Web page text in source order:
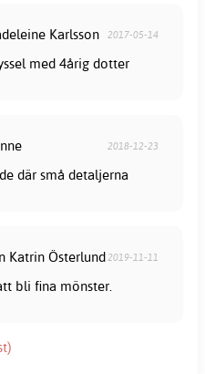
Karlsson 2017-05-14
med 4årig dotter
2018-12-23
där små detaljerna
Katrin Österlund2019-11-11
bli fina mönster.